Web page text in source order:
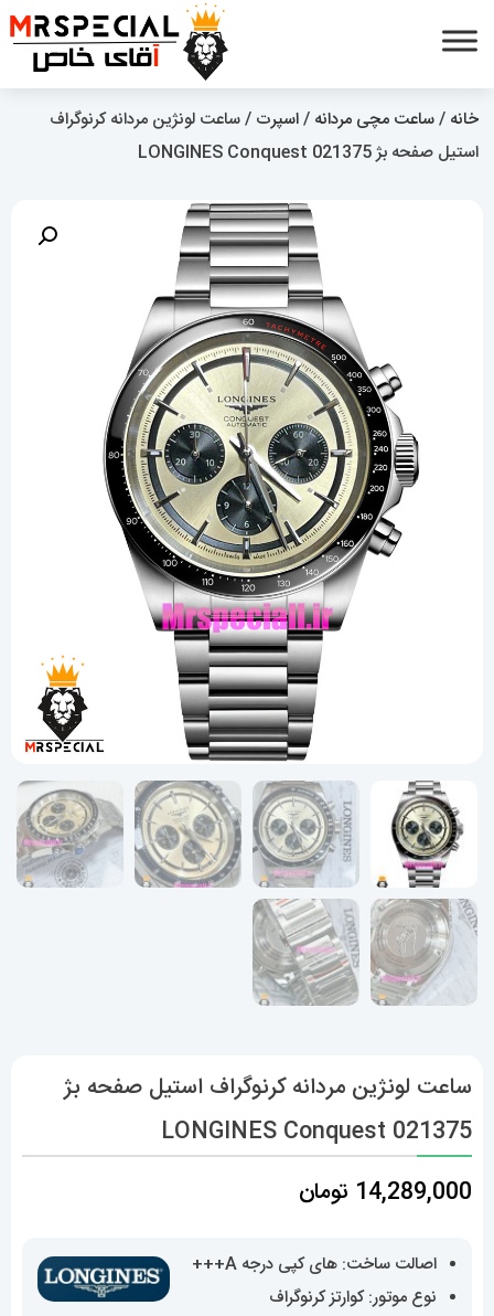
خانه /ساعت مچی مردانه /اسپرت / ساعت لونژین مردانه کرنوگراف
استیل صفحه بژ LONGINES Conquest 021375
ساعت لونژین مردانه کرنوگراف استیل صفحه بژ
LONGINES Conquest 021375
14,289,000 تومان
اصالت ساخت: های کپی درجه A+++
نوع موتور: کوارتز کرنوگراف